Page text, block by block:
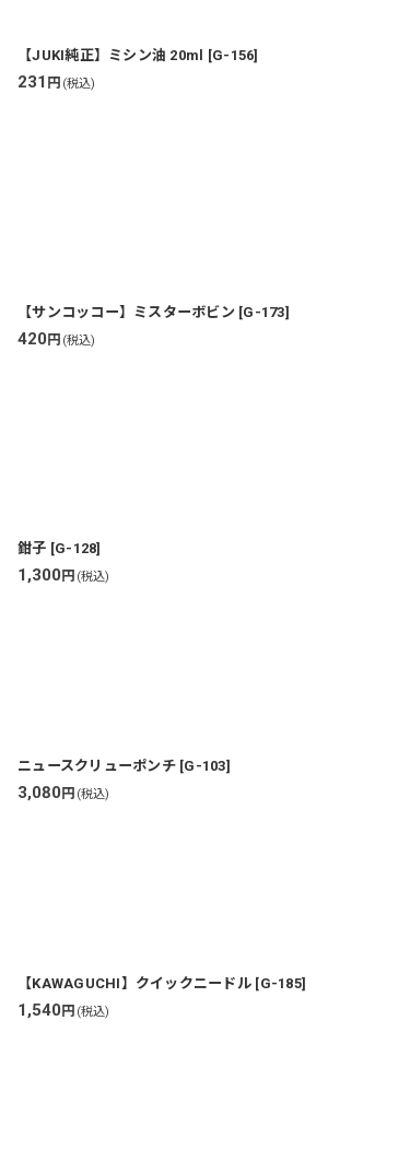
【JUKI純正】ミシン油 20ml [G-156]
231 円 (税込)
【サンコッコー】ミスターボビン [G-173]
420円 (税込)
鉗子 [G-128]
1,300円 (税込)
ニュースクリューポンチ [G-103]
3,080円 (税込)
【KAWAGUCHI】クイックニードル [G-185]
1,540円 (税込)